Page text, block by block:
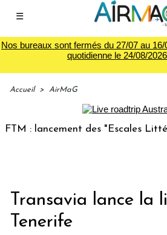
☰
Nos bureaux sont fermés du 27/07 au
quotidienne le 24/08/
Accueil > AirMaG
: lancement des "Escales
Transavia lance la
Tenerife